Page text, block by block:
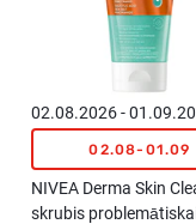
02.08.2026 -
02.08-01.09
NIVEA Derma Skin
skrubis